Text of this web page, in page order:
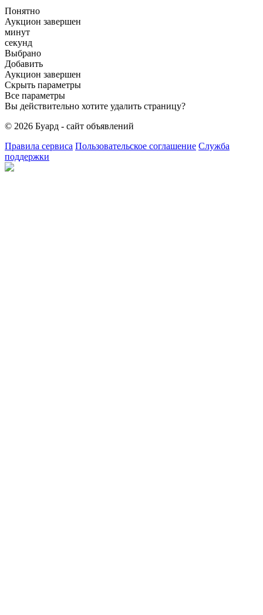
Понятно
Аукцион завершен
минут
секунд
Выбрано
Добавить
Аукцион завершен
Скрыть параметры
Все параметры
Вы действительно хотите удалить страницу?
© 2026 Буард - сайт объявлений
Правила сервиса Пользовательское соглашение Служба
поддержки